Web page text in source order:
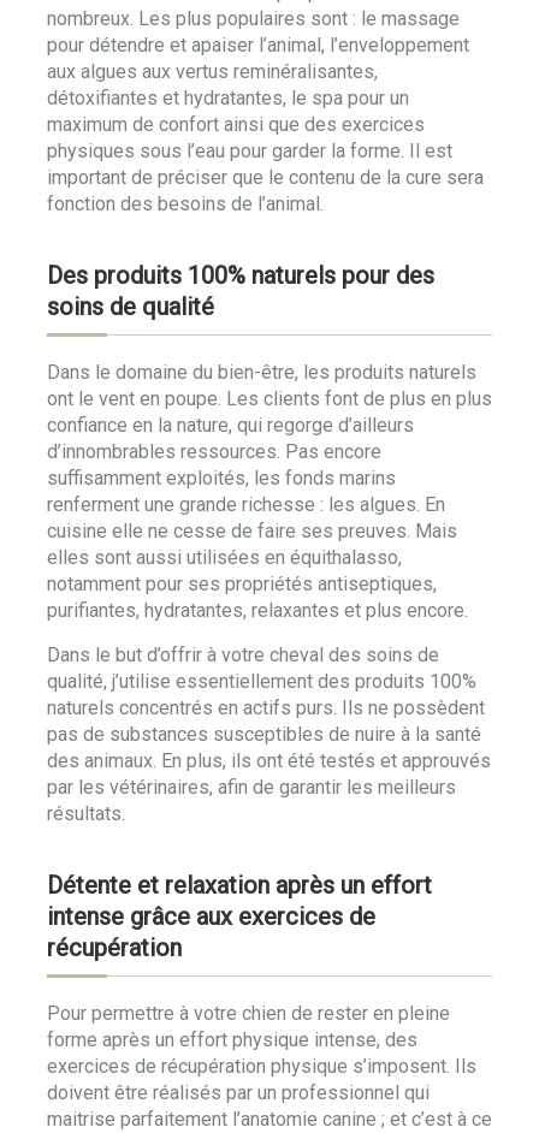
nombreux. Les plus populaires sont : le massage
pour détendre et apaiser l’animal, l’enveloppement
aux algues aux vertus reminéralisantes,
détoxifiantes et hydratantes, le spa pour un
maximum de confort ainsi que des exercices
physiques sous l’eau pour garder la forme. Il est
important de préciser que le contenu de la cure sera
fonction des besoins de l’animal.
Des produits 100% naturels pour des
soins de qualité
Dans le domaine du bien-être, les produits naturels
ont le vent en poupe. Les clients font de plus en plus
confiance en la nature, qui regorge d’ailleurs
d’innombrables ressources. Pas encore
suffisamment exploités, les fonds marins
renferment une grande richesse : les algues. En
cuisine elle ne cesse de faire ses preuves. Mais
elles sont aussi utilisées en équithalasso,
notamment pour ses propriétés antiseptiques,
purifiantes, hydratantes, relaxantes et plus encore.
Dans le but d’offrir à votre cheval des soins de
qualité, j’utilise essentiellement des produits 100%
naturels concentrés en actifs purs. Ils ne possèdent
pas de substances susceptibles de nuire à la santé
des animaux. En plus, ils ont été testés et approuvés
par les vétérinaires, afin de garantir les meilleurs
résultats.
Détente et relaxation après un effort
intense grâce aux exercices de
récupération
Pour permettre à votre chien de rester en pleine
forme après un effort physique intense, des
exercices de récupération physique s’imposent. Ils
doivent être réalisés par un professionnel qui
maitrise parfaitement l’anatomie canine ; et c’est à ce